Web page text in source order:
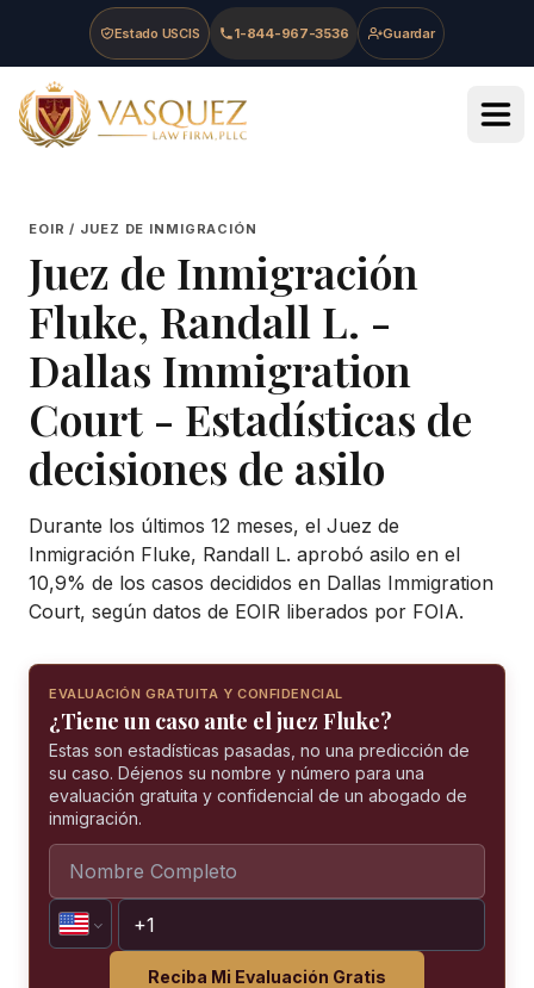
Skip to main content
Skip to navigation
Skip to footer
Estado USCIS 1-844-967-3536 Guardar
Vasquez Law Firm - Home
EOIR / JUEZ DE INMIGRACIÓN
Juez de Inmigración
Fluke, Randall L. -
Dallas Immigration
Court - Estadísticas de
decisiones de asilo
Durante los últimos 12 meses, el Juez de
Inmigración Fluke, Randall L. aprobó asilo en el
10,9% de los casos decididos en Dallas Immigration
Court, según datos de EOIR liberados por FOIA.
EVALUACIÓN GRATUITA Y CONFIDENCIAL
¿Tiene un caso ante el juez Fluke?
Estas son estadísticas pasadas, no una predicción de
su caso. Déjenos su nombre y número para una
evaluación gratuita y confidencial de un abogado de
inmigración.
Reciba Mi Evaluación Gratis